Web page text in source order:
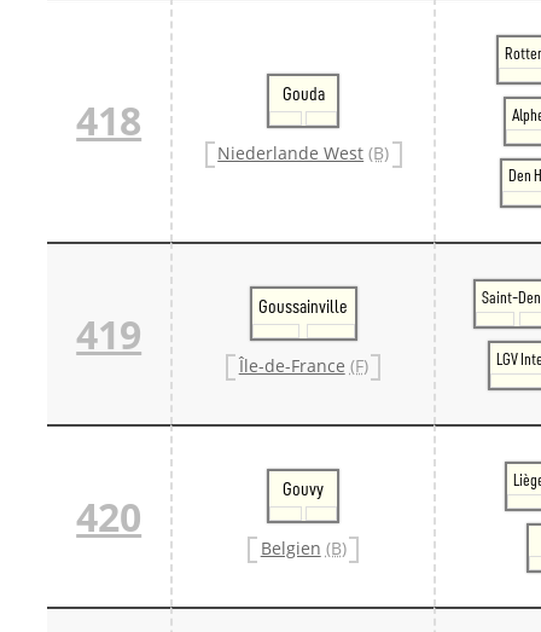
418
Gouda
Niederlande West (B)
Den
419
Goussainville
Île-de-France (F)
Saint-
LGV
420
Gouvy
Belgien (B)